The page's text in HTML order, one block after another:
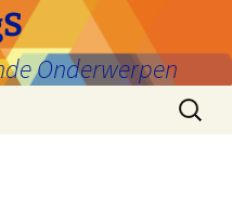
Onderwerpen
Zoeken
naar: